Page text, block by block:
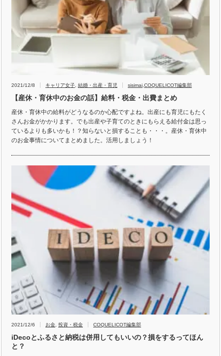
2021/12/8 キャリア女子 結婚・出産・育児 sisimai COQUELICOT編集部
【産休・育休中のお金の話】給料・税金・出費まとめ
産休・育休中の給料がどうなるのか心配ですよね。出産にも育児にもたく
さんお金がかかります。でも出産や子育てのときにもらえる給付金は思っ
ているよりも多いかも！？知らないと損することも・・・。産休・育休中
のお金事情についてまとめました。活用しましょう！
2021/12/6 お金 投資・税金 COQUELICOT編集部
iDecoとふるさと納税は併用してもいいの？損をするってほん
と？